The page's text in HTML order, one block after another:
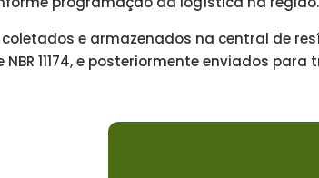
e armazenados na central de
NBR 11174, e posteriormente enviados